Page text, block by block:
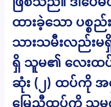
ထားခဲ့သော ပစ္စ
သားသမီးလည်းမ
ရှိ သူမ၏ လေးထ
ဆုံး (၂) ထပ်ကို အငှ
မြေညီထပ်ကို သူ